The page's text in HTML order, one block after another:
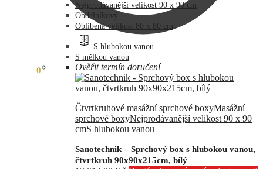
0
Nejprodávanější velikost 90 x 90 cm
Obdélníkový
Oblíbená velikost 80 x 80 cm
S hlubokou vanou
S mělkou vanou
Ověřit termín doručení
Čtvrtkruhové masážní sprchové boxyMasážní
sprchové boxyNejprodávanější velikost 90 x 90
cmS hlubokou vanou
Sanotechnik – Sprchový box s hlubokou vanou,
čtvrtkruh 90x90x215cm, bílý